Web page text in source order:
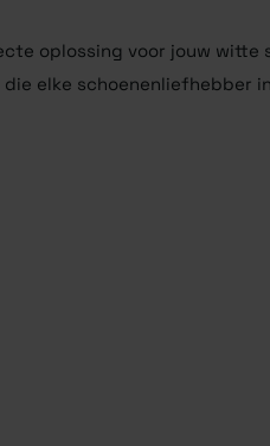
oplossing voor jouw
elke schoenenliefhebber